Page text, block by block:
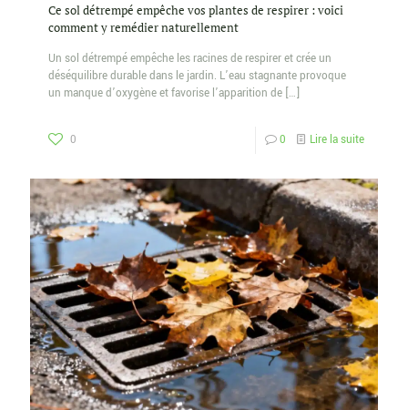
Ce sol détrempé empêche vos plantes de respirer : voici
comment y remédier naturellement
Un sol détrempé empêche les racines de respirer et crée un
déséquilibre durable dans le jardin. L’eau stagnante provoque
un manque d’oxygène et favorise l’apparition de […]
0 0 Lire la suite